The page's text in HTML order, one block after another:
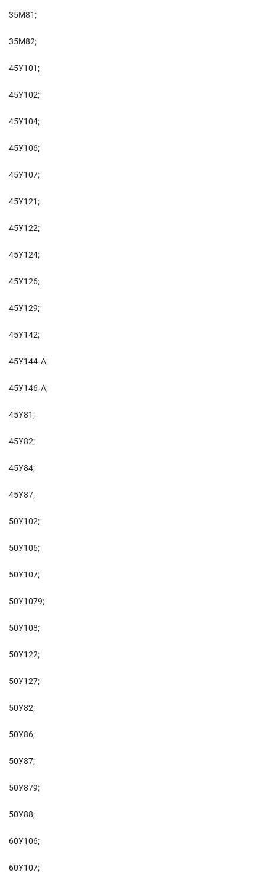
35М81;
35М82;
45У101;
45У102;
45У104;
45У106;
45У107;
45У121;
45У122;
45У124;
45У126;
45У129;
45У142;
45У144‑А;
45У146‑А;
45У81;
45У82;
45У84;
45У87;
50У102;
50У106;
50У107;
50У1079;
50У108;
50У122;
50У127;
50У82;
50У86;
50У87;
50У879;
50У88;
60У106;
60У107;